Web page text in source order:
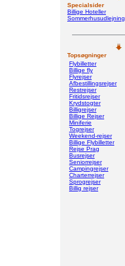
Specialsider
Billige Hoteller
Sommerhusudlejning
Topsøgninger
Flybilletter
Billige fly
Flyrejser
Afbestillingsrejser
Restrejser
Fritidsrejser
Krydstogter
Billigrejser
Billige Rejser
Miniferie
Togrejser
Weekend-rejser
Billige Flybilletter
Rejse Prag
Busrejser
Seniorrejser
Campingrejser
Charterrejser
Sprogrejser
Billig rejser